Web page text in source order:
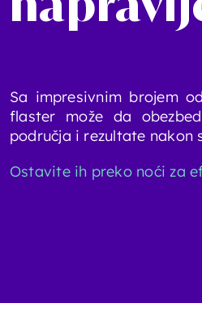
Sa impresivnim brojem
flaster može da
područja i rezultate nakon
Ostavite ih preko noći za